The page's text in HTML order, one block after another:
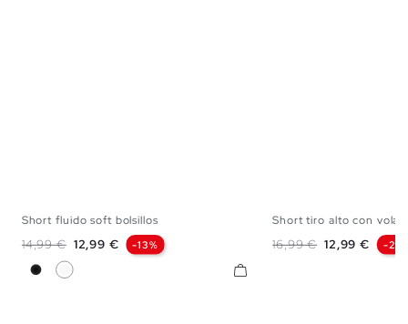
Short fluido soft bolsillos
Precio base
14,99 € Precio
12,99 € -13%
NegroBlanco
Short tiro alto con
Precio base
16,99 € Precio
12,99 € -